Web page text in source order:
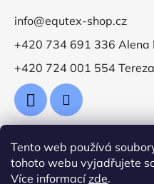
Tento web používá
tohoto webu vyjadřujete
Více informacízde.
info@equtex-shop.cz
+420 734 691 336 Alena
+420 724 001 554
Přijímáme online